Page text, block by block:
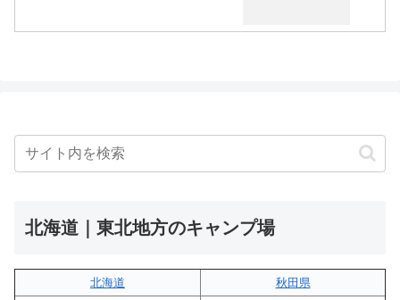
北海道｜東北地方のキャンプ場
北海道
秋田県